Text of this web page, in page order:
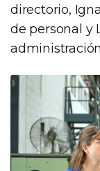
directorio,
de personal y